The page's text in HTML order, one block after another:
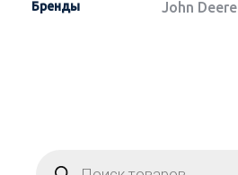
Бренды John Deere